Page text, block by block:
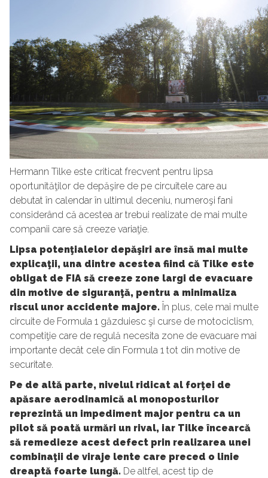
Hermann Tilke este criticat frecvent pentru lipsa
oportunităţilor de depăşire de pe circuitele care au
debutat în calendar în ultimul deceniu, numeroşi fani
considerând că acestea ar trebui realizate de mai multe
companii care să creeze variaţie.
Lipsa potenţialelor depăşiri are însă mai multe
explicaţii, una dintre acestea fiind că Tilke este
obligat de FIA să creeze zone largi de evacuare
din motive de siguranţă, pentru a minimaliza
riscul unor accidente majore. În plus, cele mai multe
circuite de Formula 1 găzduiesc şi curse de motociclism,
competiţie care de regulă necesita zone de evacuare mai
importante decât cele din Formula 1 tot din motive de
securitate.
Pe de altă parte, nivelul ridicat al forţei de
apăsare aerodinamică al monoposturilor
reprezintă un impediment major pentru ca un
pilot să poată urmări un rival, iar Tilke încearcă
să remedieze acest defect prin realizarea unei
combinaţii de viraje lente care preced o linie
dreaptă foarte lungă. De altfel, acest tip de